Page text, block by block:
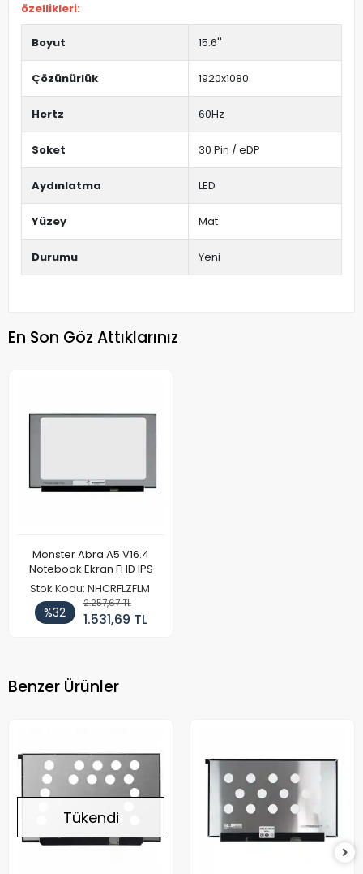
özellikleri:
Boyut 15.6''
Çözünürlük 1920x1080
Hertz 60Hz
Soket 30 Pin / eDP
Aydınlatma LED
Yüzey Mat
Durumu Yeni
En Son Göz Attıklarınız
Monster Abra A5 V16.4
Notebook Ekran FHD IPS
Stok Kodu: NHCRFLZFLM
%32
2.257,67 TL
1.531,69 TL
Benzer Ürünler
Tükendi